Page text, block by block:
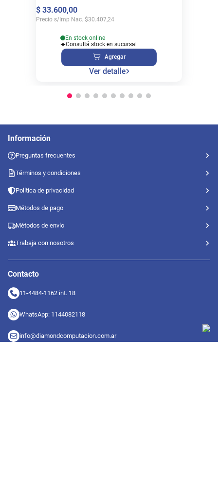
$ 33.600,00
Precio s/Imp Nac. $30.407,24
En stock online
Consultá stock en sucursal
Agregar
Ver detalle
Información
Preguntas frecuentes
Términos y condiciones
Política de privacidad
Métodos de pago
Métodos de envío
Trabaja con nosotros
Contacto
11-4484-1162 int. 18
WhatsApp: 1144082118
info@diamondcomputacion.com.ar